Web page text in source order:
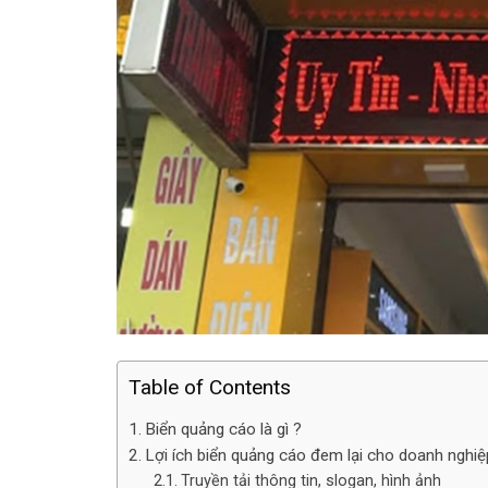
Table of Contents
Biển quảng cáo là gì ?
Lợi ích biển quảng cáo đem lại cho doanh
Truyền tải thông tin, slogan, hình ảnh